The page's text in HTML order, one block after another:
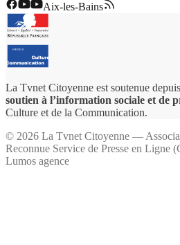
Aix-les-Bains
La Tvnet Citoyenne est soutenue
soutien à l’information sociale et de
Culture et de la Communication.
© 2026 La Tvnet Citoyenne —
Reconnue Service de Presse en Ligne
Lumos agence